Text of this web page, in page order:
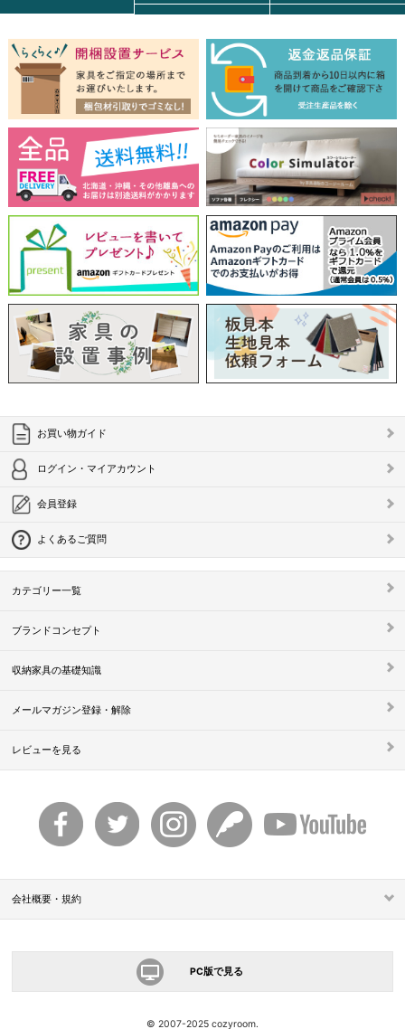
お買い物ガイド
ログイン・マイアカウント
会員登録
よくあるご質問
カテゴリー一覧
ブランドコンセプト
収納家具の基礎知識
メールマガジン登録・解除
レビューを見る
会社概要・規約
PC版で見る
© 2007-2025 cozyroom.